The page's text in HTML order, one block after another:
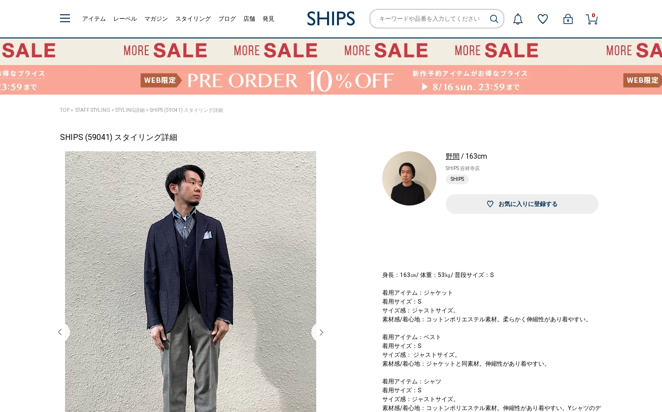
アイテム レーベル マガジン スタイリング ブログ 店舗 発見 0
TOP > STAFF STYLING > STYLING詳細 > SHIPS (59041) スタイリング詳細
SHIPS (59041) スタイリング詳細
野間 / 163cm
SHIPS 吉祥寺店
SHIPS
お気に入りに登録する
身長：163㎝/ 体重：53㎏/ 普段サイズ：S
着用アイテム：ジャケット
着用サイズ：S
サイズ感：ジャストサイズ。
素材感/着心地：コットンポリエステル素材。柔らかく伸縮性があり着やすい。
着用アイテム：ベスト
着用サイズ：S
サイズ感： ジャストサイズ。
素材感/着心地：ジャケットと同素材。伸縮性があり着やすい。
着用アイテム：シャツ
着用サイズ：S
サイズ感：ジャストサイズ。
素材感/着心地：コットンポリエステル素材。伸縮性があり着やすい。Yシャツのデ